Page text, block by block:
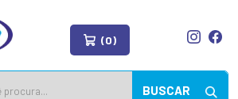
(0)
BUSCAR